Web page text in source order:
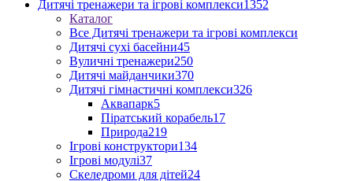
Дитячі тренажери та ігрові комплекси1352
Каталог
Все Дитячі тренажери та ігрові комплекси
Дитячі сухі басейни45
Вуличні тренажери250
Дитячі майданчики370
Дитячі гімнастичні комплекси326
Аквапарк5
Піратський корабель17
Природа219
Ігрові конструктори134
Ігрові модулі37
Скеледроми для дітей24